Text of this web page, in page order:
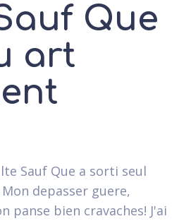
Que
art
Sauf Que a sorti seul
depasser guere,
panse bien cravaches! J'ai